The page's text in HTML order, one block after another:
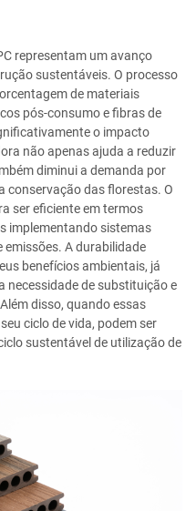
representam um avanço
sustentáveis. O processo
de materiais
pós-consumo e fibras de
o impacto
não apenas ajuda a reduzir
diminui a demanda por
conservação das florestas. O
ser eficiente em termos
implementando sistemas
A durabilidade
benefícios ambientais, já
necessidade de substituição e
disso, quando essas
ciclo de vida, podem ser
sustentável de utilização de